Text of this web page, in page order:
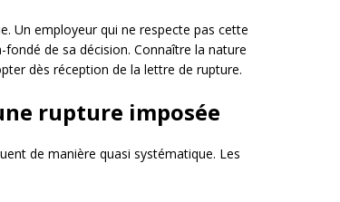
Un employeur qui ne respecte pas cette
de sa décision. Connaître la nature
dès réception de la lettre de rupture.
rupture imposée
de manière quasi systématique. Les